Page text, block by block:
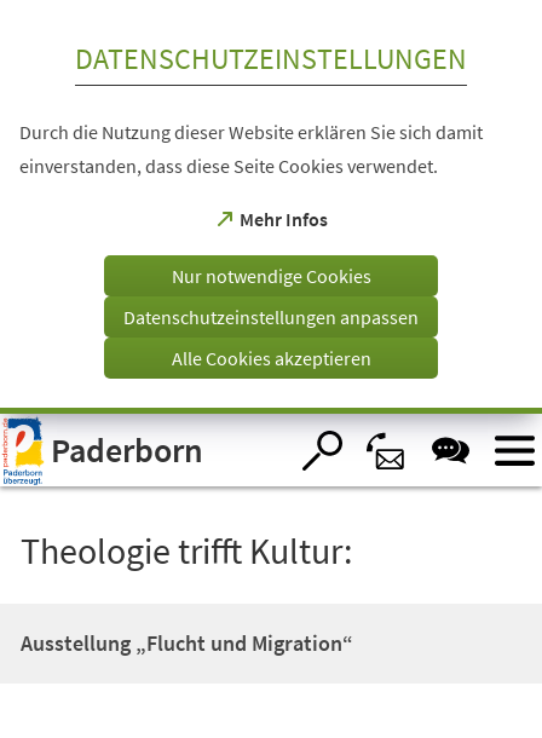
Visuelle
Assistenzsoftware
öffnen.
DATENSCHUTZEINSTELLUNGEN
Durch die Nutzung dieser Website erklären Sie sich damit
einverstanden, dass diese Seite Cookies verwendet.
Mehr Infos
(Öffnet
einem
Tab)
Nur notwendige Cookies
Datenschutzeinstellungen anpassen
Alle Cookies akzeptieren
Paderborn
Theologie trifft Kultur:
Ausstellung „Flucht und Migration“